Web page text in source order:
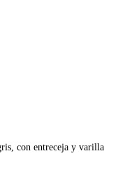
con entreceja y varilla